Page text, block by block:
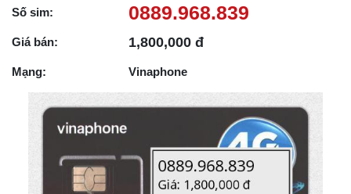
Số sim: 0889.968.839
Giá bán: 1,800,000 đ
Mạng: Vinaphone